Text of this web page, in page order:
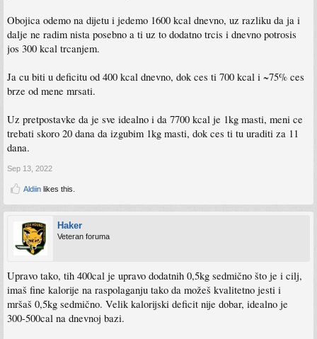
Obojica odemo na dijetu i jedemo 1600 kcal dnevno, uz razliku da ja i
dalje ne radim nista posebno a ti uz to dodatno trcis i dnevno potrosis
jos 300 kcal trcanjem.
Ja cu biti u deficitu od 400 kcal dnevno, dok ces ti 700 kcal i ~75% ces
brze od mene mrsati.
Uz pretpostavke da je sve idealno i da 7700 kcal je 1kg masti, meni ce
trebati skoro 20 dana da izgubim 1kg masti, dok ces ti tu uraditi za 11
dana.
Sep 13, 2022
Aldiin likes this.
Haker
Veteran foruma
Upravo tako, tih 400cal je upravo dodatnih 0,5kg sedmično što je i cilj,
imaš fine kalorije na raspolaganju tako da možeš kvalitetno jesti i
mršaš 0,5kg sedmično. Velik kalorijski deficit nije dobar, idealno je
300-500cal na dnevnoj bazi.